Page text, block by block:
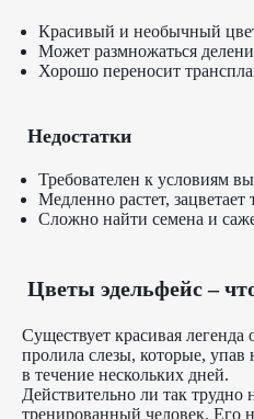
Красивый и необычный
Может размножаться
Хорошо переносит
Недостатки
Требователен к условиям
Медленно растет,
Сложно найти семена и
Цветы эдельфейс –
Существует красивая
пролила слезы, которые, упав
в течение нескольких дней.
Действительно ли так
тренированный человек. Его